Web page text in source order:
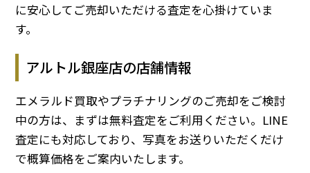
に安心してご売却いただける査定を心掛けていま
す。
アルトル銀座店の店舗情報
エメラルド買取やプラチナリングのご売却をご検討
中の方は、まずは無料査定をご利用ください。LINE
査定にも対応しており、写真をお送りいただくだけ
で概算価格をご案内いたします。